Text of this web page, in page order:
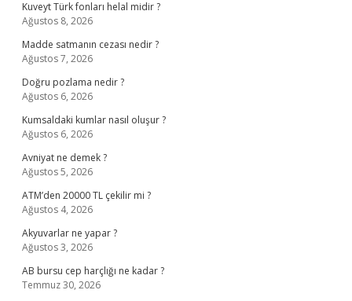
Kuveyt Türk fonları helal midir ?
Ağustos 8, 2026
Madde satmanın cezası nedir ?
Ağustos 7, 2026
Doğru pozlama nedir ?
Ağustos 6, 2026
Kumsaldaki kumlar nasıl oluşur ?
Ağustos 6, 2026
Avniyat ne demek ?
Ağustos 5, 2026
ATM’den 20000 TL çekilir mi ?
Ağustos 4, 2026
Akyuvarlar ne yapar ?
Ağustos 3, 2026
AB bursu cep harçlığı ne kadar ?
Temmuz 30, 2026